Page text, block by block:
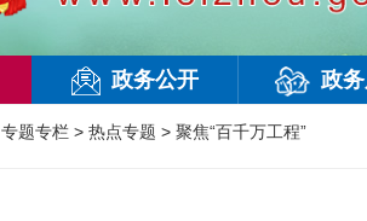
政务公开 政
专题专栏 > 热点专题 > 聚焦“百千万工程”